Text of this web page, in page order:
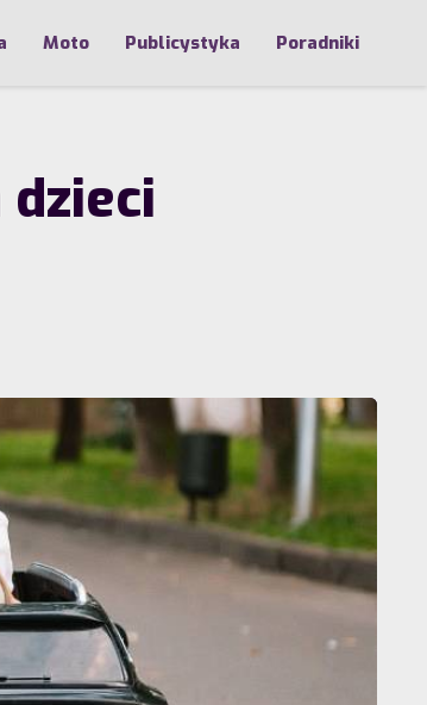
Moto Publicystyka Poradniki